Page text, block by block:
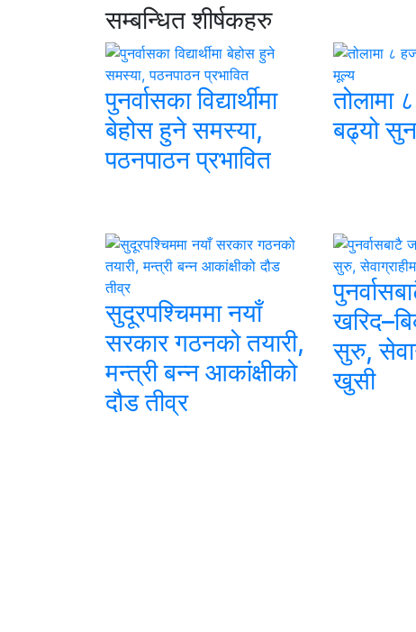
सम्बन्धित शीर्षकहरु
पुनर्वासका विद्यार्थीमा
बेहोस हुने समस्या,
पठनपाठन प्रभावित
तोलामा
बढ्यो
सुदूरपश्चिममा नयाँ
सरकार गठनको तयारी,
मन्त्री बन्न आकांक्षीको
दौड तीव्र
सुरु,
खुसी